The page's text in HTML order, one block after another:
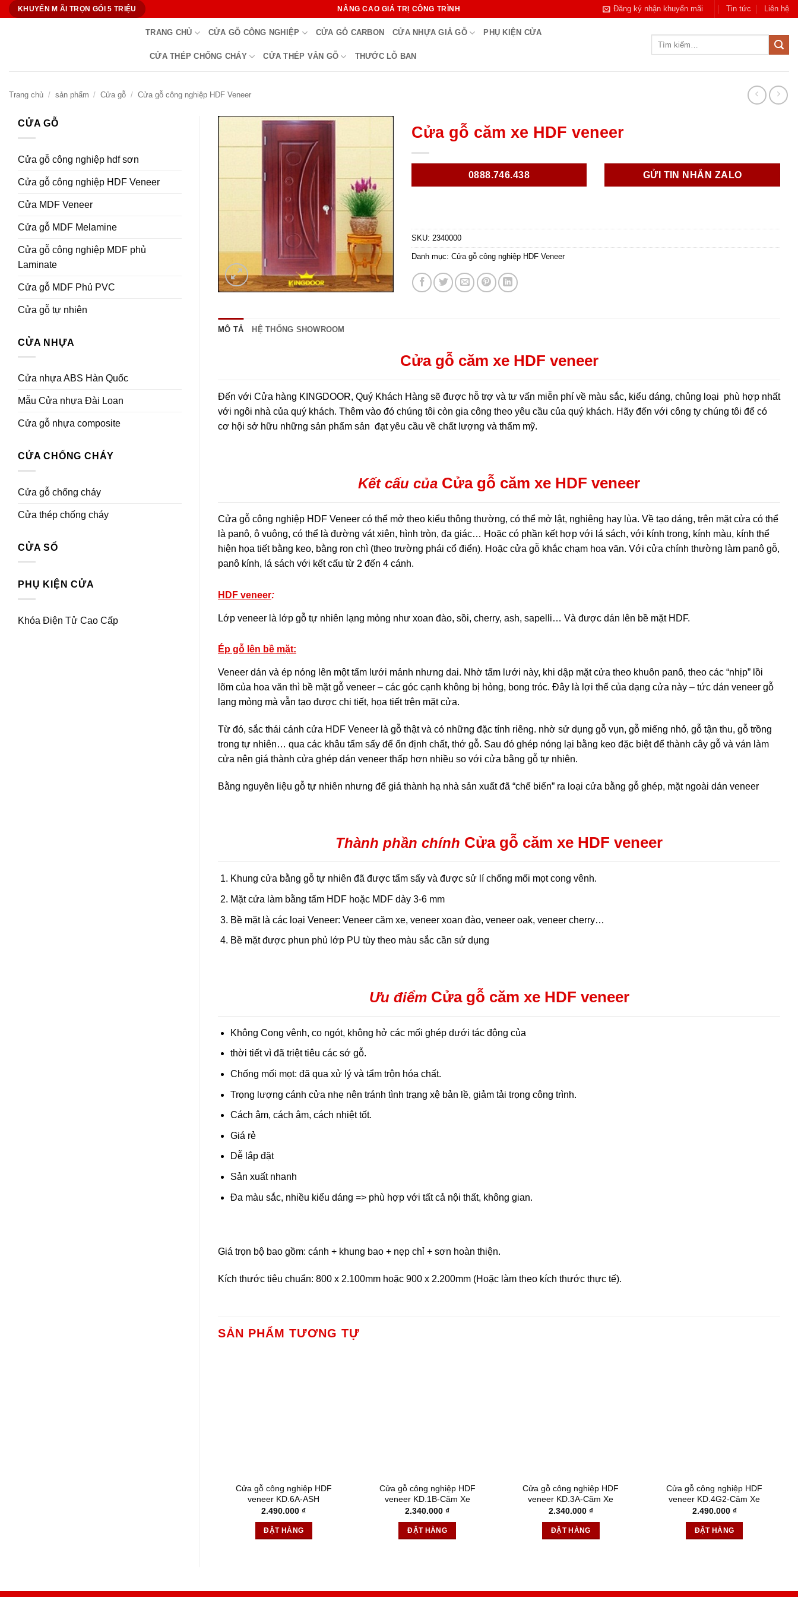
Bỏ
KHUYẾN M ÃI TRỌN GÓI 5 TRIỆU NÂNG CAO GIÁ TRỊ CÔNG TRÌNH Đăng ký nhận khuyến mãi Tin tức Liên hệ
TRANG CHỦ CỬA GỖ CÔNG NGHIỆP CỬA GỖ CARBON CỬA NHỰA GIẢ GỖ PHỤ KIỆN CỬA
CỬA THÉP CHỐNG CHÁY CỬA THÉP VÂN GỖ THƯỚC LỖ BAN
Trang chủ / sản phẩm / Cửa gỗ / Cửa gỗ công nghiệp HDF Veneer
CỬA GỖ
Cửa gỗ công nghiệp hdf sơn
Cửa gỗ công nghiệp HDF Veneer
Cửa MDF Veneer
Cửa gỗ MDF Melamine
Cửa gỗ công nghiệp MDF phủ
Laminate
Cửa gỗ MDF Phủ PVC
Cửa gỗ tự nhiên
CỬA NHỰA
Cửa nhựa ABS Hàn Quốc
Mẫu Cửa nhựa Đài Loan
Cửa gỗ nhựa composite
CỬA CHỐNG CHÁY
Cửa gỗ chống cháy
Cửa thép chống cháy
CỬA SỔ
PHỤ KIỆN CỬA
Khóa Điện Tử Cao Cấp
Cửa gỗ căm xe HDF veneer
0888.746.438 GỬI TIN NHẮN ZALO
SKU: 2340000
Danh mục: Cửa gỗ công nghiệp HDF Veneer
MÔ TẢ HỆ THỐNG SHOWROOM
Cửa gỗ căm xe HDF veneer
Đến với Cửa hàng KINGDOOR, Quý Khách Hàng sẽ được hỗ trợ và tư vấn miễn phí về màu sắc, kiểu dáng, chủng loại phù hợp nhất
với ngôi nhà của quý khách. Thêm vào đó chúng tôi còn gia công theo yêu cầu của quý khách. Hãy đến với công ty chúng tôi để có
cơ hội sở hữu những sản phẩm sản đạt yêu cầu về chất lượng và thẩm mỹ.
Kết cấu của Cửa gỗ căm xe HDF veneer
Cửa gỗ công nghiệp HDF Veneer có thể mở theo kiểu thông thường, có thể mở lật, nghiêng hay lùa. Về tạo dáng, trên mặt cửa có thể
là panô, ô vuông, có thể là đường vát xiên, hình tròn, đa giác… Hoặc có phần kết hợp với lá sách, với kính trong, kính màu, kính thể
hiện họa tiết bằng keo, bằng ron chì (theo trường phái cổ điển). Hoặc cửa gỗ khắc chạm hoa văn. Với cửa chính thường làm panô gỗ,
panô kính, lá sách với kết cấu từ 2 đến 4 cánh.
HDF veneer:
Lớp veneer là lớp gỗ tự nhiên lạng mỏng như xoan đào, sồi, cherry, ash, sapelli… Và được dán lên bề mặt HDF.
Ép gỗ lên bề mặt:
Veneer dán và ép nóng lên một tấm lưới mảnh nhưng dai. Nhờ tấm lưới này, khi dập mặt cửa theo khuôn panô, theo các “nhịp” lồi
lõm của hoa văn thì bề mặt gỗ veneer – các góc cạnh không bị hỏng, bong tróc. Đây là lợi thế của dạng cửa này – tức dán veneer gỗ
lạng mỏng mà vẫn tạo được chi tiết, họa tiết trên mặt cửa.
Từ đó, sắc thái cánh cửa HDF Veneer là gỗ thật và có những đặc tính riêng. nhờ sử dụng gỗ vụn, gỗ miếng nhỏ, gỗ tận thu, gỗ trồng
trong tự nhiên… qua các khâu tẩm sấy để ổn định chất, thớ gỗ. Sau đó ghép nóng lại bằng keo đặc biệt để thành cây gỗ và ván làm
cửa nên giá thành cửa ghép dán veneer thấp hơn nhiều so với cửa bằng gỗ tự nhiên.
Bằng nguyên liệu gỗ tự nhiên nhưng để giá thành hạ nhà sản xuất đã “chế biến” ra loại cửa bằng gỗ ghép, mặt ngoài dán veneer
Thành phần chính Cửa gỗ căm xe HDF veneer
Khung cửa bằng gỗ tự nhiên đã được tẩm sấy và được sử lí chống mối mọt cong vênh.
Mặt cửa làm bằng tấm HDF hoặc MDF dày 3-6 mm
Bề mặt là các loại Veneer: Veneer căm xe, veneer xoan đào, veneer oak, veneer cherry…
Bề mặt được phun phủ lớp PU tùy theo màu sắc cần sử dụng
Ưu điểm Cửa gỗ căm xe HDF veneer
Không Cong vênh, co ngót, không hở các mối ghép dưới tác động của
thời tiết vì đã triệt tiêu các sớ gỗ.
Chống mối mọt: đã qua xử lý và tẩm trộn hóa chất.
Trọng lượng cánh cửa nhẹ nên tránh tình trạng xệ bản lề, giảm tải trọng công trình.
Cách âm, cách âm, cách nhiệt tốt.
Giá rẻ
Dễ lắp đặt
Sản xuất nhanh
Đa màu sắc, nhiều kiểu dáng => phù hợp với tất cả nội thất, không gian.
Giá trọn bộ bao gồm: cánh + khung bao + nẹp chỉ + sơn hoàn thiện.
Kích thước tiêu chuẩn: 800 x 2.100mm hoặc 900 x 2.200mm (Hoặc làm theo kích thước thực tế).
SẢN PHẨM TƯƠNG TỰ
Cửa gỗ công nghiệp HDF
veneer KD.6A-ASH
2.490.000₫
ĐẶT HÀNG
Cửa gỗ công nghiệp HDF
veneer KD.1B-Căm Xe
2.340.000₫
ĐẶT HÀNG
Cửa gỗ công nghiệp HDF
veneer KD.3A-Căm Xe
2.340.000 ₫
ĐẶT HÀNG
Cửa gỗ công nghiệp HDF
veneer KD.4G2-Căm Xe
2.490.000 ₫
ĐẶT HÀNG